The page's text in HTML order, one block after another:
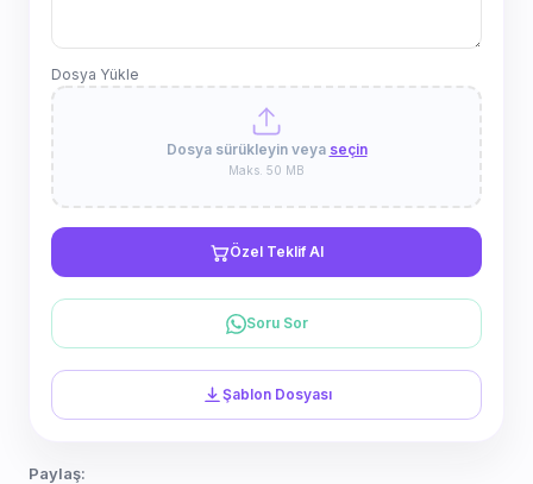
Dosya Yükle
Dosya sürükleyin veya seçin
Maks. 50 MB
Özel Teklif Al
Soru Sor
Şablon Dosyası
Paylaş: